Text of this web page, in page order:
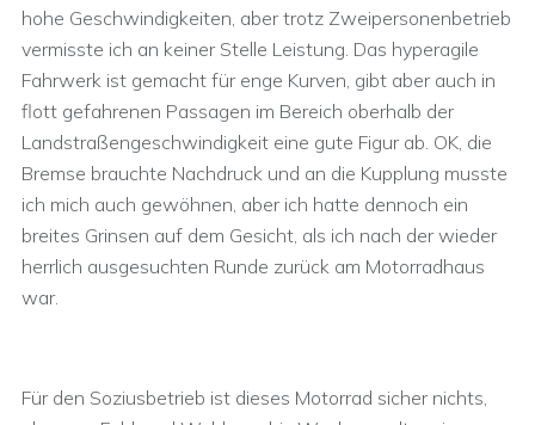
hohe Geschwindigkeiten, aber trotz Zweipersonenbetrieb
vermisste ich an keiner Stelle Leistung. Das hyperagile
Fahrwerk ist gemacht für enge Kurven, gibt aber auch in
flott gefahrenen Passagen im Bereich oberhalb der
Landstraßengeschwindigkeit eine gute Figur ab. OK, die
Bremse brauchte Nachdruck und an die Kupplung musste
ich mich auch gewöhnen, aber ich hatte dennoch ein
breites Grinsen auf dem Gesicht, als ich nach der wieder
herrlich ausgesuchten Runde zurück am Motorradhaus
war.
Für den Soziusbetrieb ist dieses Motorrad sicher nichts,